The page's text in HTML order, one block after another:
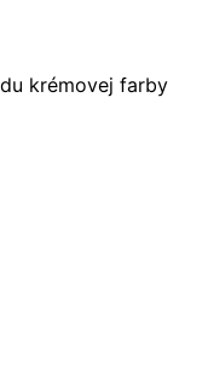
krémovej farby